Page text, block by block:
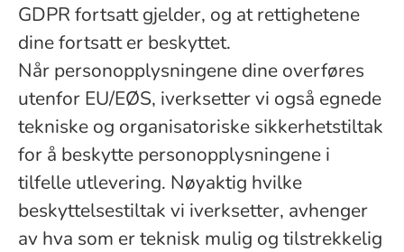
GDPR fortsatt gjelder, og at rettighetene
dine fortsatt er beskyttet.
Når personopplysningene dine overføres
utenfor EU/EØS, iverksetter vi også egnede
tekniske og organisatoriske sikkerhetstiltak
for å beskytte personopplysningene i
tilfelle utlevering. Nøyaktig hvilke
beskyttelsestiltak vi iverksetter, avhenger
av hva som er teknisk mulig og tilstrekkelig